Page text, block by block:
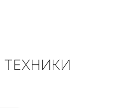
ТЕХНИКИ